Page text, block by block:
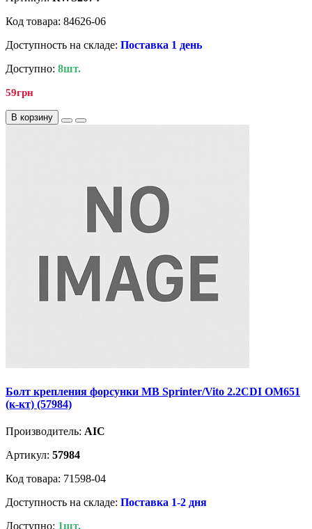
Код товара: 84626-06
Доступность на складе: Поставка 1 день
Доступно: 8шт.
59грн
В корзину
Болт крепления форсунки MB Sprinter/Vito 2.2CDI OM651
(к-кт) (57984)
Производитель: AIC
Артикул: 57984
Код товара: 71598-04
Доступность на складе: Поставка 1-2 дня
Доступно: 1шт.